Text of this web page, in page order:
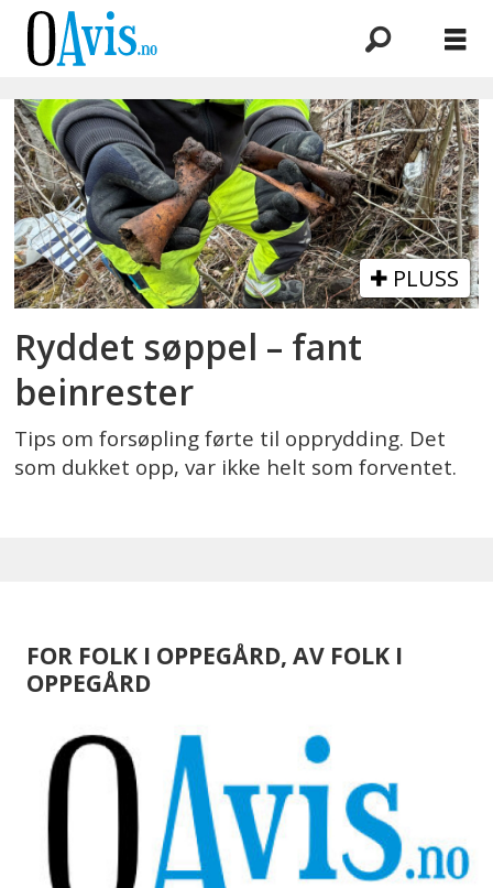
Emne:
byggeavfall
PLUSS
Ryddet søppel – fant
beinrester
Tips om forsøpling førte til opprydding. Det
som dukket opp, var ikke helt som forventet.
FOR FOLK I OPPEGÅRD, AV FOLK I
OPPEGÅRD